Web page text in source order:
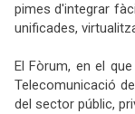
pimes d'integrar
unificades,
El Fòrum, en el que
Telecomunicació
del sector públic,